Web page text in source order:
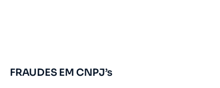
FRAUDES EM CNPJ’s